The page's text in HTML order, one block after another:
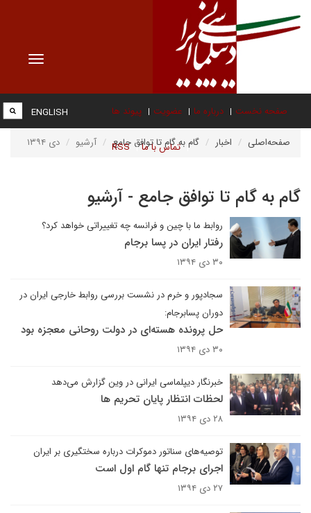
Toggle
صفحه نخست درباره ما عضویت پیوند ها
تماس با ما RSS
ENGLISH
صفحه‌اصلی اخبار گام به گام تا توافق جامع آرشیو دی ۱۳۹۴
گام به گام تا توافق جامع - آرشیو
روابط ما با چین و فرانسه چه تغییراتی خواهد کرد؟
رفتار ایران در پسا برجام
۳۰ دی ۱۳۹۴
سجادپور و خرم در نشست بررسی روابط خارجی ایران در
دوران پسابرجام:
حل پرونده هسته‌ای در دولت روحانی معجزه بود
۳۰ دی ۱۳۹۴
خبرنگار دیپلماسی ایرانی در وین گزارش می‌دهد
لحظات انتظار پایان تحریم ها
۲۸ دی ۱۳۹۴
توصیه‌های سناتور دموکرات درباره سختگیری بر ایران
اجرای برجام تنها گام اول است
۲۷ دی ۱۳۹۴